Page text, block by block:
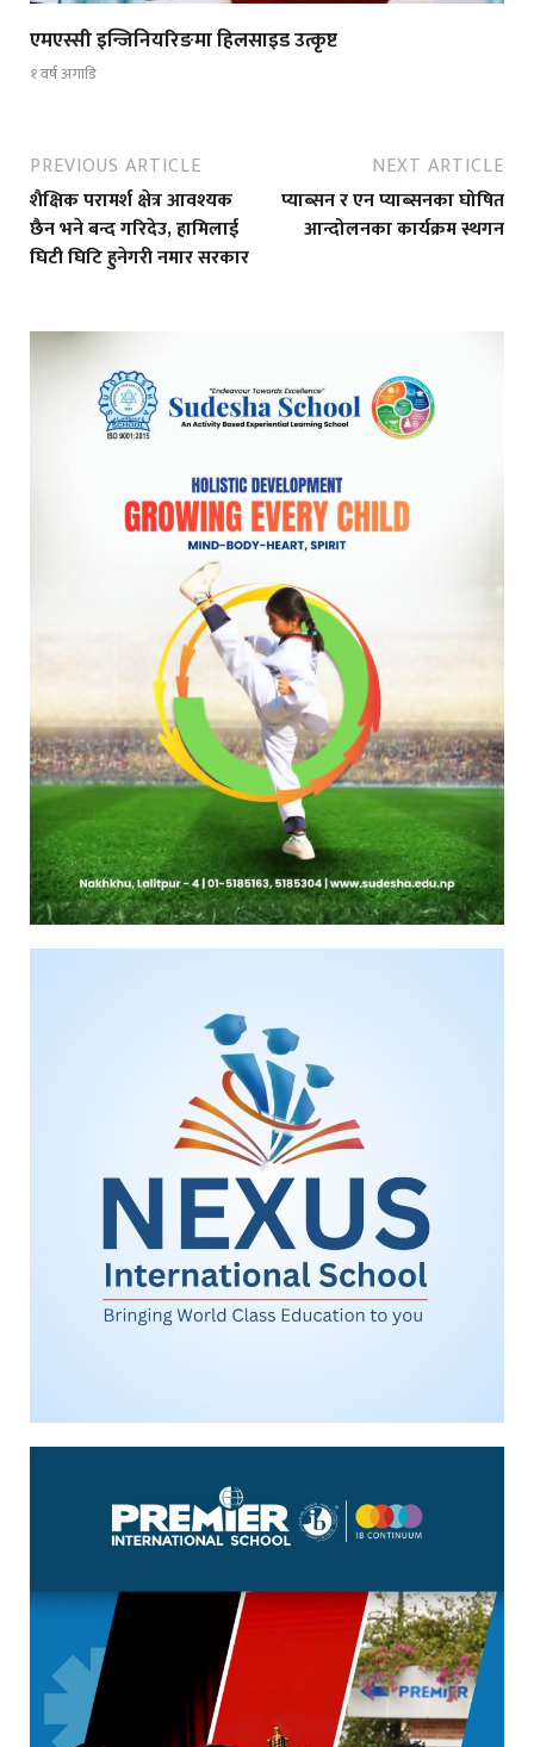
एमएस्सी इन्जिनियरिङमा हिलसाइड उत्कृष्ट
१ वर्ष अगाडि
PREVIOUS ARTICLE
शैक्षिक परामर्श क्षेत्र आवश्यक
छैन भने बन्द गरिदेउ, हामिलाई
घिटी घिटि हुनेगरी नमार सरकार
NEXT ARTICLE
प्याब्सन र एन प्याब्सनका घोषित
आन्दोलनका कार्यक्रम स्थगन